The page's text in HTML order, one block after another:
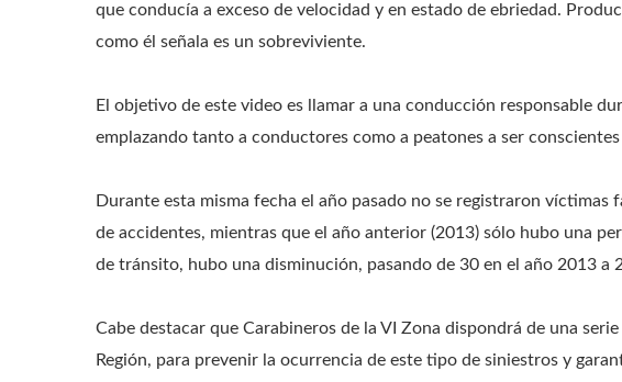
que conducía a exceso de velocidad y en estado de ebriedad.
como él señala es un sobreviviente.
El objetivo de este video es llamar a una conducción responsable
emplazando tanto a conductores como a peatones a ser
Durante esta misma fecha el año pasado no se registraron víctimas
de accidentes, mientras que el año anterior (2013) sólo hubo una
de tránsito, hubo una disminución, pasando de 30 en el año 2013 a
Cabe destacar que Carabineros de la VI Zona dispondrá de una
Región, para prevenir la ocurrencia de este tipo de siniestros y